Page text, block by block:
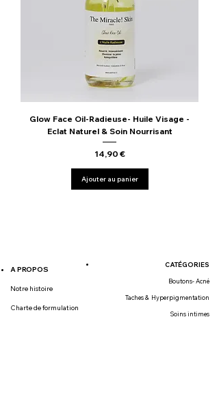
Glow Face Oil-Radieuse- Huile Visage -
Eclat Naturel & Soin Nourrisant
Prix
14,90 €
Ajouter au panier
A PROPOS
Notre histoire
Charte de formulation
CATÉGORIES
Boutons- Acné
Taches & Hyperpigmentation
Soins intimes